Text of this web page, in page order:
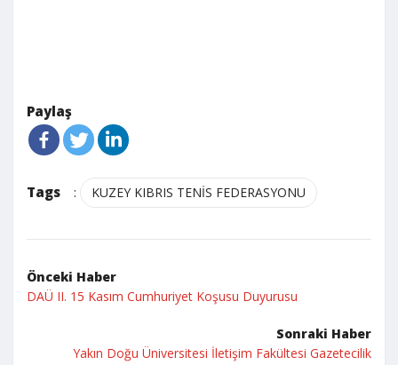
Paylaş
Tags : KUZEY KIBRIS TENİS FEDERASYONU
Önceki Haber
DAÜ II. 15 Kasım Cumhuriyet Koşusu Duyurusu
Sonraki Haber
Yakın Doğu Üniversitesi İletişim Fakültesi Gazetecilik